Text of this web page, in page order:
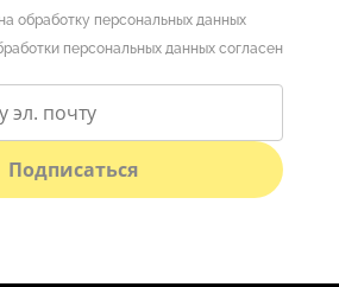
на обработку персональных данных
персональных данных согласен
Подписаться